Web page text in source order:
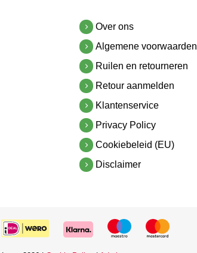
Over ons
Algemene voorwaarden
Ruilen en retourneren
Retour aanmelden
Klantenservice
Privacy Policy
Cookiebeleid (EU)
Disclaimer